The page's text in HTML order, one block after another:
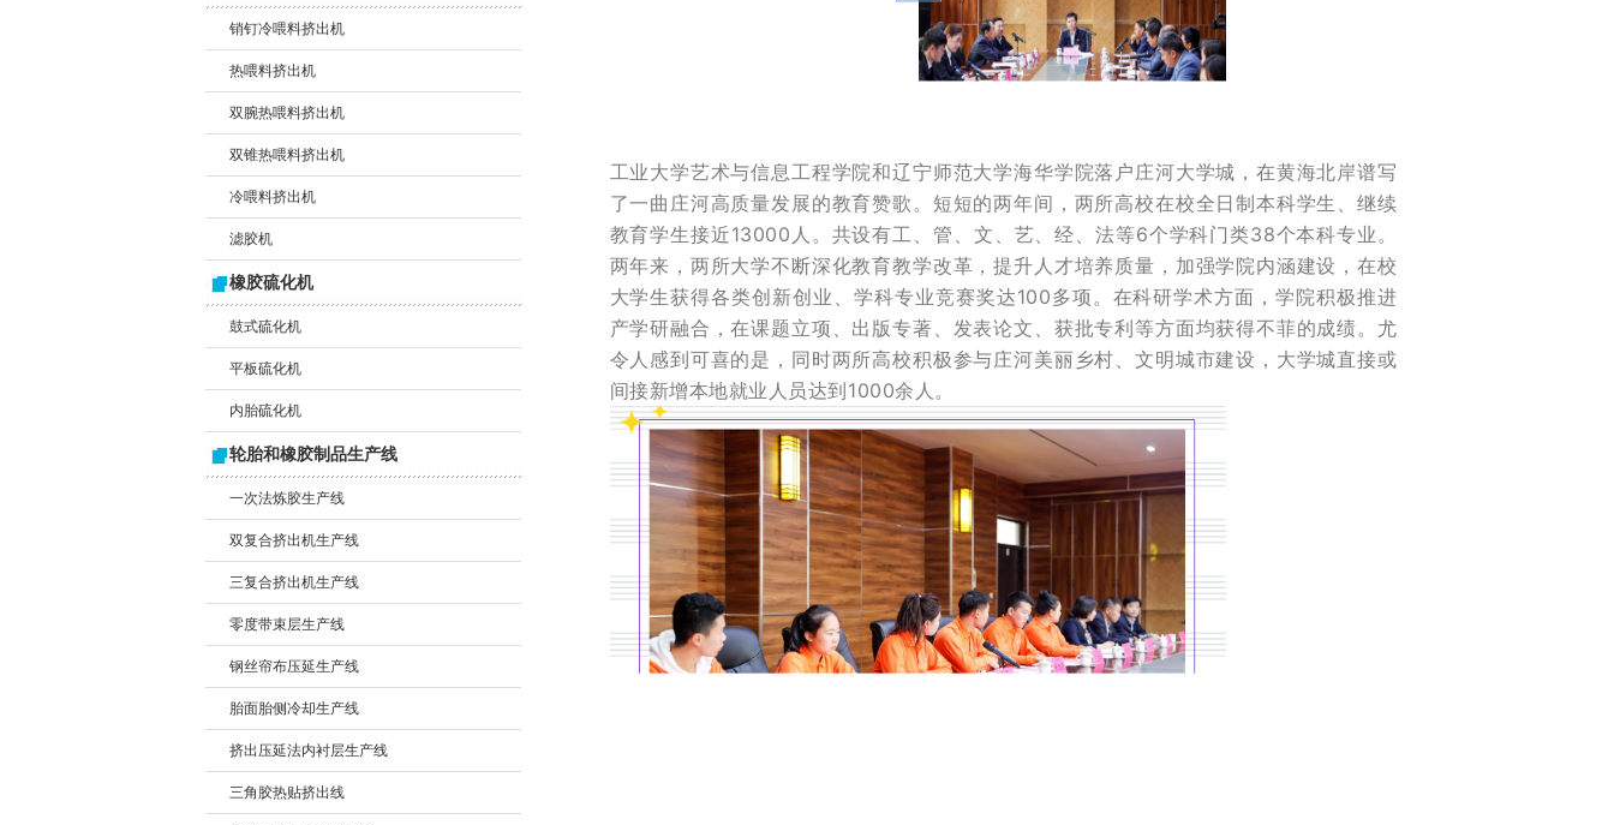
销钉冷喂料挤出机
热喂料挤出机
双腕热喂料挤出机
双锥热喂料挤出机
冷喂料挤出机
滤胶机
橡胶硫化机
鼓式硫化机
平板硫化机
内胎硫化机
轮胎和橡胶制品生产线
一次法炼胶生产线
双复合挤出机生产线
三复合挤出机生产线
零度带束层生产线
钢丝帘布压延生产线
胎面胎侧冷却生产线
挤出压延法内衬层生产线
三角胶热贴挤出线
工业大学艺术与信息工程学院和辽宁师范大学海华学院落户庄河大学城，在黄海北岸谱写
了一曲庄河高质量发展的教育赞歌。短短的两年间，两所高校在校全日制本科学生、继续
教育学生接近13000人。共设有工、管、文、艺、经、法等6个学科门类38个本科专业。
两年来，两所大学不断深化教育教学改革，提升人才培养质量，加强学院内涵建设，在校
大学生获得各类创新创业、学科专业竞赛奖达100多项。在科研学术方面，学院积极推进
产学研融合，在课题立项、出版专著、发表论文、获批专利等方面均获得不菲的成绩。尤
令人感到可喜的是，同时两所高校积极参与庄河美丽乡村、文明城市建设，大学城直接或
间接新增本地就业人员达到1000余人。